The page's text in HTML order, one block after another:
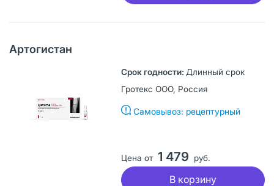
Артогистан
Длинный срок
Гротекс ООО, Россия
Самовывоз: рецептурный
Цена от 1 479 руб.
В корзину